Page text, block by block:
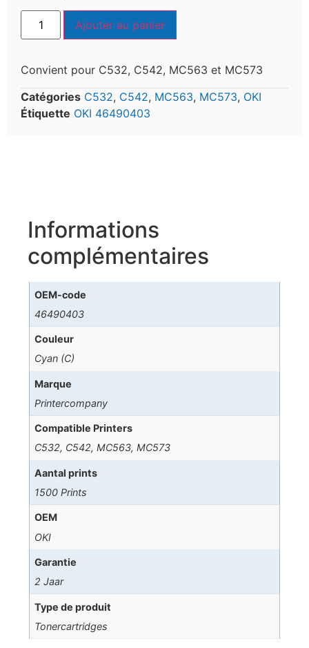
Ajouter au panier
Convient pour C532, C542, MC563 et MC573
Catégories C532, C542, MC563, MC573, OKI
Étiquette OKI 46490403
Informations
complémentaires
OEM-code
46490403
Couleur
Cyan (C)
Marque
Printercompany
Compatible Printers
C532, C542, MC563, MC573
Aantal prints
1500 Prints
OEM
OKI
Garantie
2 Jaar
Type de produit
Tonercartridges